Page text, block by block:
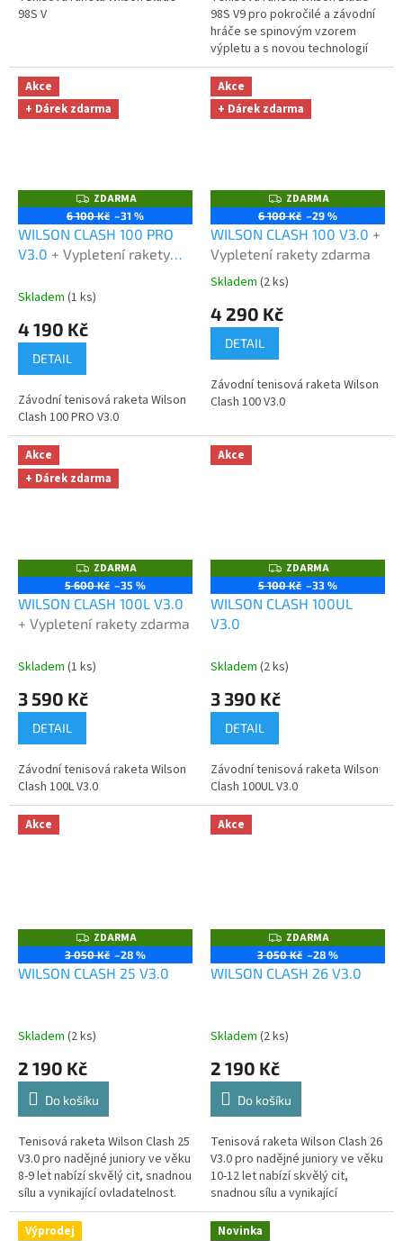
98S V
98S V9 pro pokročilé a závodní
hráče se spinovým vzorem
výpletu a s novou technologií
StableFeel pro lepší stabilitu a
propojení s míčkem.
Akce
+ Dárek zdarma
Z
D
A
R
M
A
ZDARMA
6 100 Kč –31 %
WILSON CLASH 100 PRO
V3.0 + Vypletení rakety
Skladem (1 ks)
4 190 Kč
DETAIL
Závodní tenisová raketa Wilson
Clash 100 PRO V3.0
Akce
+ Dárek zdarma
Z
D
A
R
M
A
ZDARMA
6 100 Kč –29 %
WILSON CLASH 100 V3.0 +
Vypletení rakety zdarma
Průměrné
produktu
5
hvězdiček.
Skladem (2 ks)
4 290 Kč
DETAIL
Závodní tenisová raketa Wilson
Clash 100 V3.0
Akce
+ Dárek zdarma
Z
D
A
R
M
A
ZDARMA
5 600 Kč –35 %
WILSON CLASH 100L V3.0
+ Vypletení rakety zdarma
Skladem (1 ks)
3 590 Kč
DETAIL
Závodní tenisová raketa Wilson
Clash 100L V3.0
Akce
Z
D
A
R
ZDARMA
5 100 Kč –33 %
WILSON CLASH 100UL
V3.0
Skladem (2 ks)
3 390 Kč
DETAIL
Závodní tenisová raketa Wilson
Clash 100UL V3.0
Akce
Z
D
A
R
ZDARMA
3 050 Kč –28 %
WILSON CLASH 25 V3.0
Skladem (2 ks)
2 190 Kč
Do košíku
Tenisová raketa Wilson Clash 25
V3.0 pro nadějné juniory ve věku
8-9 let nabízí skvělý cit, snadnou
sílu a vynikající ovladatelnost.
Akce
Z
D
A
R
ZDARMA
3 050 Kč –28 %
WILSON CLASH 26 V3.0
Skladem (2 ks)
2 190 Kč
Do košíku
Tenisová raketa Wilson Clash 26
V3.0 pro nadějné juniory ve věku
10-12 let nabízí skvělý cit,
snadnou sílu a vynikající
ovladatelnost.
Výprodej Novinka